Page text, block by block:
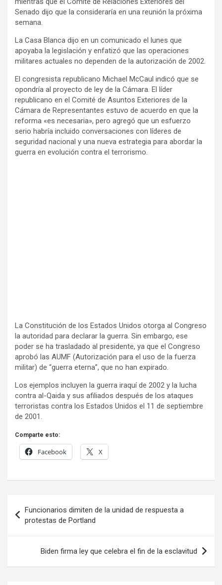
Senado dijo que la consideraría en una reunión la próxima
semana.
La Casa Blanca dijo en un comunicado el lunes que
apoyaba la legislación y enfatizó que las operaciones
militares actuales no dependen de la autorización de 2002.
El congresista republicano Michael McCaul indicó que se
opondría al proyecto de ley de la Cámara. El líder
republicano en el Comité de Asuntos Exteriores de la
Cámara de Representantes estuvo de acuerdo en que la
reforma «es necesaria», pero agregó que un esfuerzo
serio habría incluido conversaciones con líderes de
seguridad nacional y una nueva estrategia para abordar la
guerra en evolución contra el terrorismo.
La Constitución de los Estados Unidos otorga al Congreso
la autoridad para declarar la guerra. Sin embargo, ese
poder se ha trasladado al presidente, ya que el Congreso
aprobó las AUMF (Autorización para el uso de la fuerza
militar) de “guerra eterna”, que no han expirado.
Los ejemplos incluyen la guerra iraquí de 2002 y la lucha
contra al-Qaida y sus afiliados después de los ataques
terroristas contra los Estados Unidos el 11 de septiembre
de 2001.
Comparte esto:
Facebook X
de
entradas
Funcionarios dimiten de la unidad de respuesta a
protestas de Portland
Biden firma ley que celebra el fin de la esclavitud